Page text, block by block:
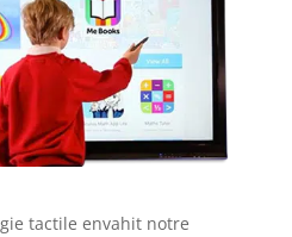
tactile envahit notre